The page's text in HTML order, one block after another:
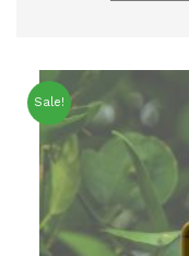
Sale!